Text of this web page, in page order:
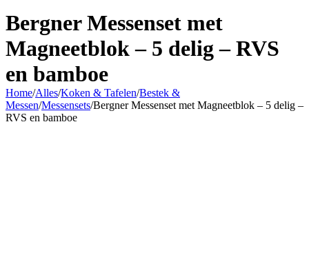
Bergner Messenset met
Magneetblok – 5 delig – RVS
en bamboe
Home/Alles/Koken & Tafelen/Bestek &
Messen/Messensets/Bergner Messenset met Magneetblok – 5 delig –
RVS en bamboe